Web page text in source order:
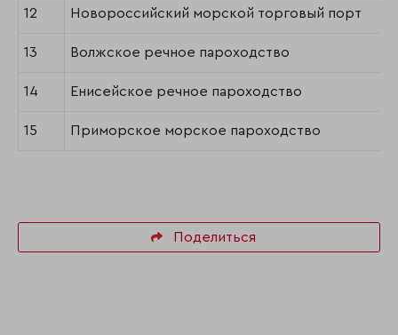
12 Новороссийский морской торговый порт
13 Волжское речное пароходство
14 Енисейское речное пароходство
15 Приморское морское пароходство
Поделиться